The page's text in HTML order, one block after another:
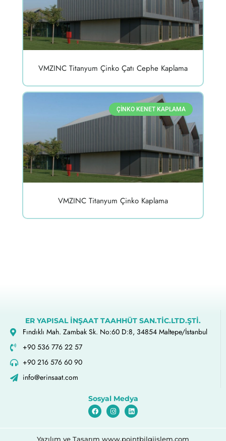
VMZINC Titanyum Çinko Çatı Cephe Kaplama
ÇINKO KENET KAPLAMA
VMZINC Titanyum Çinko Kaplama
ER YAPISAL İNŞAAT TAAHHÜT SAN.TİC.LTD.ŞTİ.
Fındıklı Mah. Zambak Sk. No:60 D:8, 34854 Maltepe/İstanbul
+90 536 776 22 57
+90 216 576 60 90
info@erinsaat.com
Sosyal Medya
Yazılım ve Tasarım www.pointbilgiislem.com